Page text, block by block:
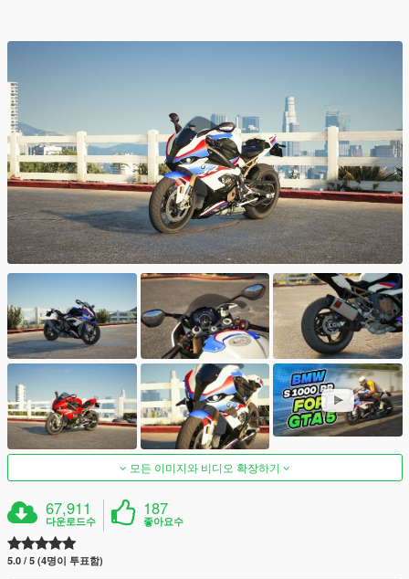
모든 이미지와 비디오 확장하기
67,911
다운로드수
187
좋아요수
5.0 / 5 (4명이 투표함)